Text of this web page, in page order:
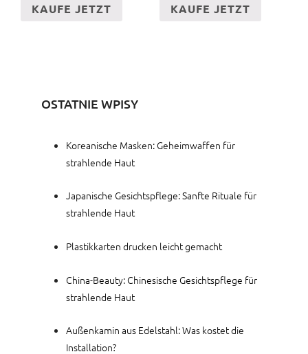
KAUFE JETZT KAUFE JETZT
OSTATNIE WPISY
Koreanische Masken: Geheimwaffen für
strahlende Haut
Japanische Gesichtspflege: Sanfte Rituale für
strahlende Haut
Plastikkarten drucken leicht gemacht
China-Beauty: Chinesische Gesichtspflege für
strahlende Haut
Außenkamin aus Edelstahl: Was kostet die
Installation?